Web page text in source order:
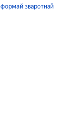
формай зваротнай